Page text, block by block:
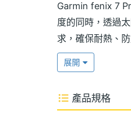
Garmin fenix 7
度的同時，透過
求，確保耐熱、
替換錶帶，穿搭
Garmin fenix 7
展開
產品規格